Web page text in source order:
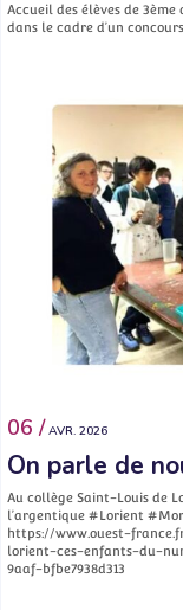
Accueil des élèves de
dans le cadre d’un
06 / AVR. 2026
On parle de
Au collège Saint-Louis de
l’argentique #Lorient
https://www.ouest-
lorient-ces-enfants-du-
9aaf-bfbe7938d313